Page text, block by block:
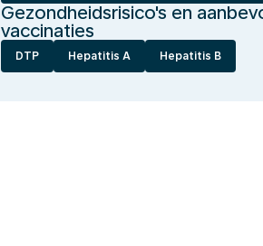
Gezondheidsrisico's en
vaccinaties
DTP Hepatitis A Hepatitis B